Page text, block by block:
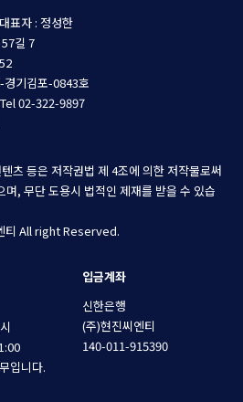
대표자 : 정성한
길 7
경기김포-0843호
Tel 02-322-9897
츠 등은 저작권법 제 4조에 의한 저작물로써
, 무단 도용시 법적인 제재를 받을 수 있습
티 All right Reserved.
입니다.
입금계좌
신한은행
(주)현진씨엔티
140-011-915390